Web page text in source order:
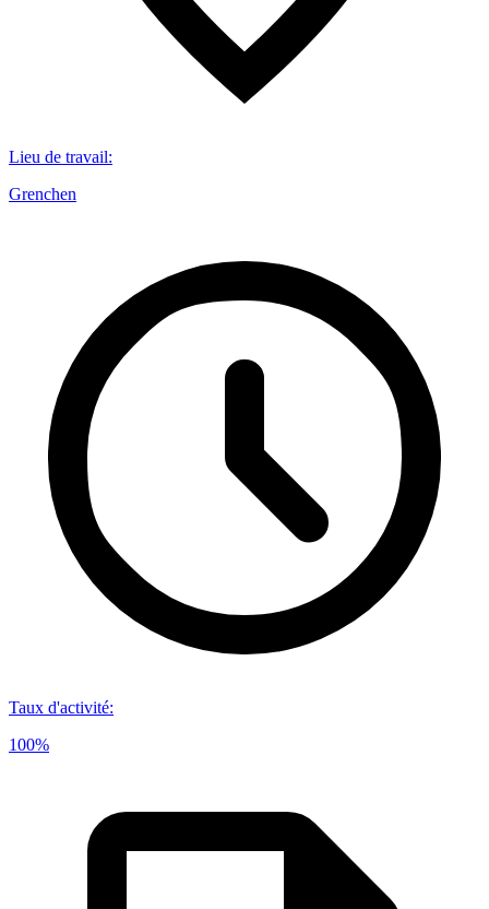
Lieu de travail:
Grenchen
Taux d'activité:
100%